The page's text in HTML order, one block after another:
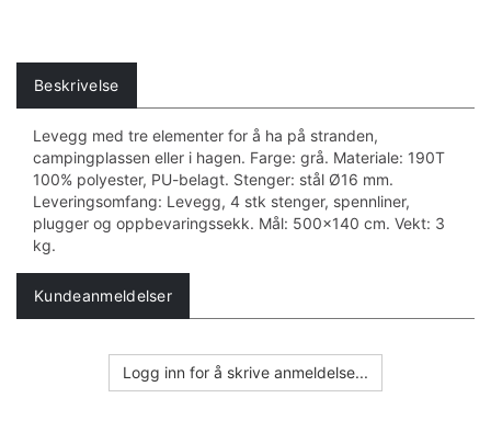
Beskrivelse
Levegg med tre elementer for å ha på stranden,
campingplassen eller i hagen. Farge: grå. Materiale: 190T
100% polyester, PU-belagt. Stenger: stål Ø16 mm.
Leveringsomfang: Levegg, 4 stk stenger, spennliner,
plugger og oppbevaringssekk. Mål: 500x140 cm. Vekt: 3
kg.
Kundeanmeldelser
Logg inn for å skrive anmeldelse...